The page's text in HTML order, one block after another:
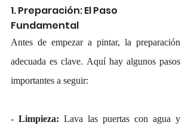
1. Preparación: El Paso
Fundamental
Antes de empezar a pintar, la preparación
adecuada es clave. Aquí hay algunos pasos
importantes a seguir:
- Limpieza: Lava las puertas con agua y